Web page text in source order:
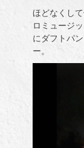
ほどなくし
ロミュージ
にダフトパ
ー。